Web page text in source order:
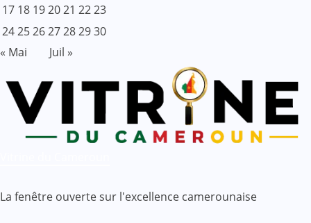
17 18 192021 2223
24252627282930
« Mai
Juil »
La fenêtre ouverte sur l'excellence camerounaise